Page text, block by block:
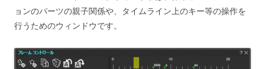
ョンのパーツの親子関係や、タイムライン上のキー等の操作を
行うためのウィンドウです。